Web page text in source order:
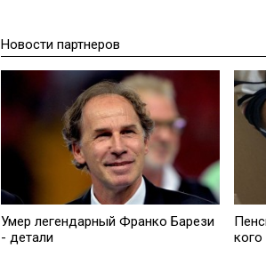
Новости партнеров
Умер легендарный Франко Барези
- детали
кого